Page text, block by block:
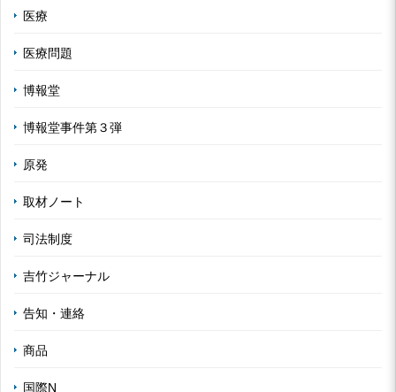
医療
医療問題
博報堂
博報堂事件第３弾
原発
取材ノート
司法制度
吉竹ジャーナル
告知・連絡
商品
国際N